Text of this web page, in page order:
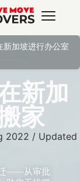
新加坡进行办公室
新加
家
2022 /Updated
迁——从审批